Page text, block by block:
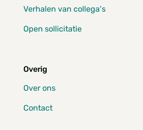
Verhalen van collega's
Open sollicitatie
Overig
Over ons
Contact